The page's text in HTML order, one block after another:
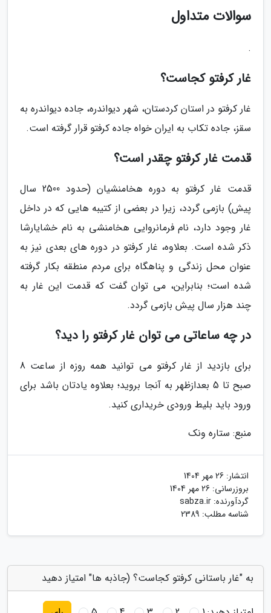
سوالات متداول
.
غار کرفتو کجاست؟
غار کرفتو در استان کردستان، شهر دیواندره، جاده دیواندره به
سقز، جاده تکاب به ایران خواه جاده کرفتو قرار گرفته است.
قدمت غار کرفتو چقدر است؟
قدمت غار کرفتو به دوره هخامنشیان (حدود 2500 سال
پیش) بازمی گردد، زیرا در بعضی از کتیبه هایی که در داخل
غار وجود دارد، نام فرمانروایی هخامنشی به نام خشایارشا
ذکر شده است. بعلاوه، غار کرفتو در دوره های بعدی نیز به
عنوان محل زندگی و پناهگاه برای مردم منطقه بکار گرفته
شده است؛ بنابراین، می توان گفت که قدمت این غار به
چند هزار سال پیش بازمی گردد.
در چه ساعاتی می توان غار کرفتو را دید؟
برای بازدید از غار کرفتو می توانید همه روزه از ساعت 8
صبح تا 5 بعدازظهر به آنجا بروید؛ بعلاوه یادتان باشد برای
ورود باید بلیط ورودی خریداری کنید.
منبع: ستاره ونک
انتشار: 26 مهر 1404
بروزرسانی: 26 مهر 1404
گردآورنده: sabza.ir
شناسه مطلب: 2389
به "غار باستانی کرفتو کجاست؟ (جاذبه ها" امتیاز دهید